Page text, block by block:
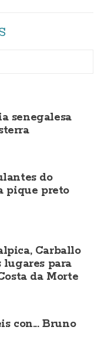
senegalesa
do
pique preto
Carballo
lugares para
da Morte
con... Bruno